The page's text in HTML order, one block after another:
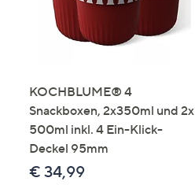
KOCHBLUME® 4
Snackboxen, 2x350ml und 2x
500ml inkl. 4 Ein-Klick-
Deckel 95mm
€ 34,99